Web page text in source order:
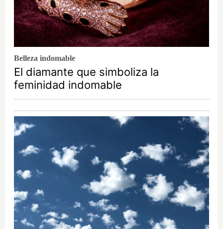
Belleza indomable
El diamante que simboliza la
feminidad indomable